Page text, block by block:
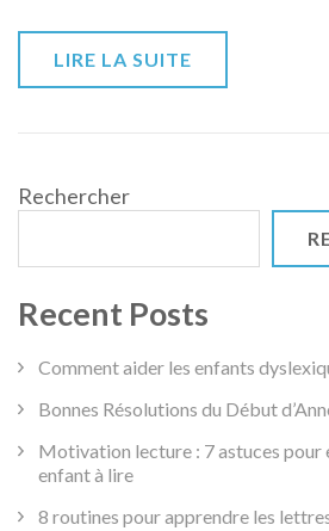
LIRE LA SUITE
Rechercher
Recent Posts
Comment aider les enfants
Bonnes Résolutions du Début
Motivation lecture : 7 astuces pour
enfant à lire
8 routines pour apprendre les